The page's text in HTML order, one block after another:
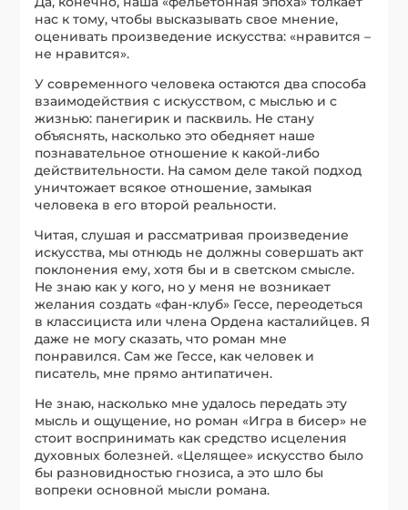
нас к тому, чтобы высказывать свое мнение,
оценивать произведение искусства: «нравится –
не нравится».
У современного человека остаются два способа
взаимодействия с искусством, с мыслью и с
жизнью: панегирик и пасквиль. Не стану
объяснять, насколько это обедняет наше
познавательное отношение к какой-либо
действительности. На самом деле такой подход
уничтожает всякое отношение, замыкая
человека в его второй реальности.
Читая, слушая и рассматривая произведение
искусства, мы отнюдь не должны совершать акт
поклонения ему, хотя бы и в светском смысле.
Не знаю как у кого, но у меня не возникает
желания создать «фан-клуб» Гессе, переодеться
в классициста или члена Ордена касталийцев. Я
даже не могу сказать, что роман мне
понравился. Сам же Гессе, как человек и
писатель, мне прямо антипатичен.
Не знаю, насколько мне удалось передать эту
мысль и ощущение, но роман «Игра в бисер» не
стоит воспринимать как средство исцеления
духовных болезней. «Целящее» искусство было
бы разновидностью гнозиса, а это шло бы
вопреки основной мысли романа.